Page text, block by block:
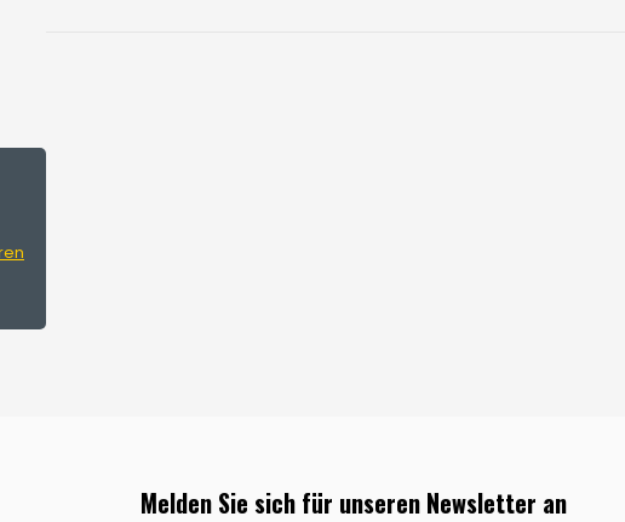
Melden Sie sich für unseren Newsletter an